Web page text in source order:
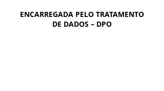
ENCARREGADA PELO TRATAMENTO
DE DADOS – DPO